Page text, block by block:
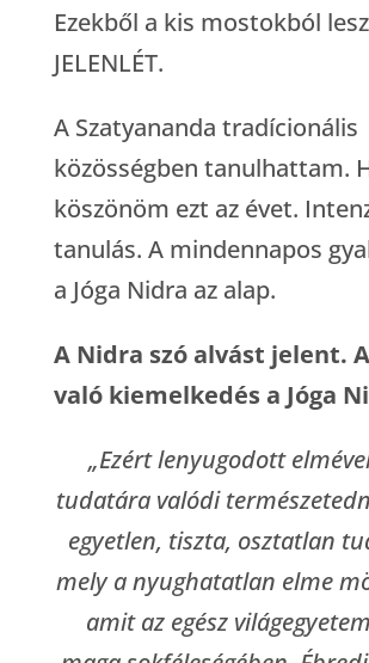
Ezekből a kis mostokból
JELENLÉT.
A Szatyananda tradícionális
közösségben tanulhattam.
köszönöm ezt az évet.
tanulás. A mindennapos
a Jóga Nidra az alap.
A Nidra szó alvást jelent.
való kiemelkedés a Jóga
„Ezért lenyugodott
tudatára valódi
egyetlen, tiszta, osztatlan
mely a nyughatatlan elme
amit az egész